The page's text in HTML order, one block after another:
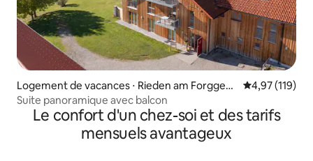
Logement de vacances ⋅ Rieden am Forggens
ee
Évaluation
4,97 (119)
Suite panoramique avec balcon
Le confort d'un chez-soi et des tarifs
mensuels avantageux